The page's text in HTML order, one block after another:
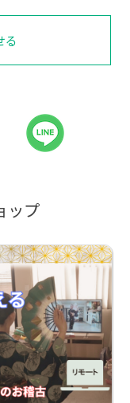
る
ップ